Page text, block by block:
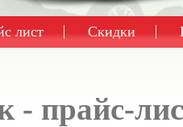
лист Скидки
- прайс-